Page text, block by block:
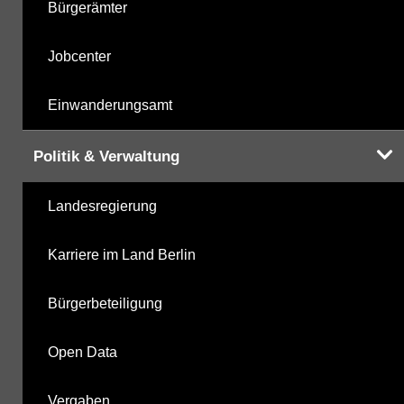
Bürgerämter
Jobcenter
Einwanderungsamt
Politik & Verwaltung
Landesregierung
Karriere im Land Berlin
Bürgerbeteiligung
Open Data
Vergaben